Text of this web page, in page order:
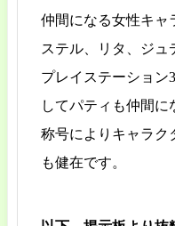
仲間になる女性キャ
ステル、リタ、ジュ
プレイステーション
してパティも仲間に
称号によりキャラク
も健在です。